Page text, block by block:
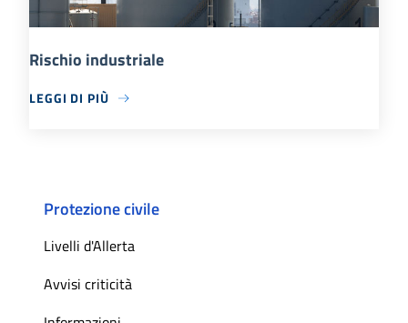
Rischio industriale
LEGGI DI PIÙ
Protezione civile
Livelli d'Allerta
Avvisi criticità